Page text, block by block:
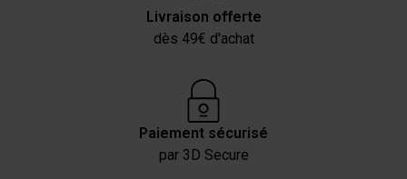
Livraison offerte
dès 49€ d'achat
Paiement sécurisé
par 3D Secure